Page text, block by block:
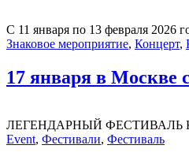
С 11 января по 13 февраля 2026
Знаковое мероприятие, Концерт,
17 января в
ЛЕГЕНДАРНЫЙ ФЕСТИВАЛЬ
Event, Фестивали, Фестиваль